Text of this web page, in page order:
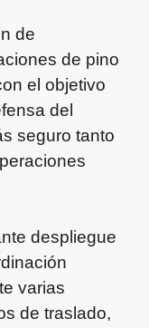
de
de pino
el objetivo
del
seguro tanto
despliegue
varias
de traslado,